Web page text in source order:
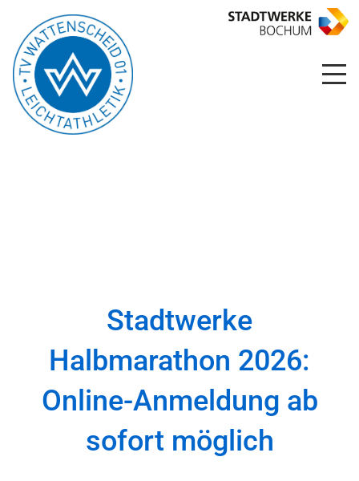
Stadtwerke
Halbmarathon 2026:
Online-Anmeldung ab
sofort möglich